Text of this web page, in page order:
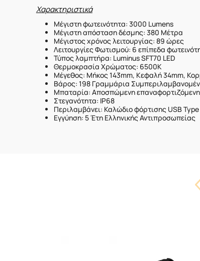
Χαρακτηριστικά
Μέγιστη φωτεινότητα: 3000 Lumens
Μέγιστη απόσταση δέσμης: 380 Μέτρα
Μέγιστος χρόνος λειτουργίας: 89 ώρες
Λειτουργίες Φωτισμού: 6 επίπεδα
Τύπος λαμπτήρα: Luminus SFT70 LED
Θερμοκρασία Χρώματος: 6500K
Μέγεθος: Μήκος 143mm, Κεφαλή 34mm,
Βάρος: 198 Γραμμάρια
Μπαταρία: Αποσπώμενη
Στεγανότητα: IP68
Περιλαμβάνει: Καλώδιο φόρτισης USB
Εγγύηση: 5 Έτη Ελληνικής Αντιπροσωπείας